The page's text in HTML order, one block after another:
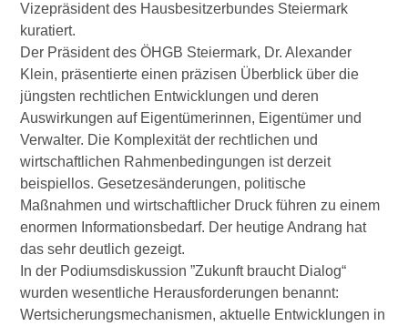
Vizepräsident des Hausbesitzerbundes Steiermark
kuratiert.
Der Präsident des ÖHGB Steiermark, Dr. Alexander
Klein, präsentierte einen präzisen Überblick über die
jüngsten rechtlichen Entwicklungen und deren
Auswirkungen auf Eigentümerinnen, Eigentümer und
Verwalter. Die Komplexität der rechtlichen und
wirtschaftlichen Rahmenbedingungen ist derzeit
beispiellos. Gesetzesänderungen, politische
Maßnahmen und wirtschaftlicher Druck führen zu einem
enormen Informationsbedarf. Der heutige Andrang hat
das sehr deutlich gezeigt.
In der Podiumsdiskussion ”Zukunft braucht Dialog“
wurden wesentliche Herausforderungen benannt:
Wertsicherungsmechanismen, aktuelle Entwicklungen in